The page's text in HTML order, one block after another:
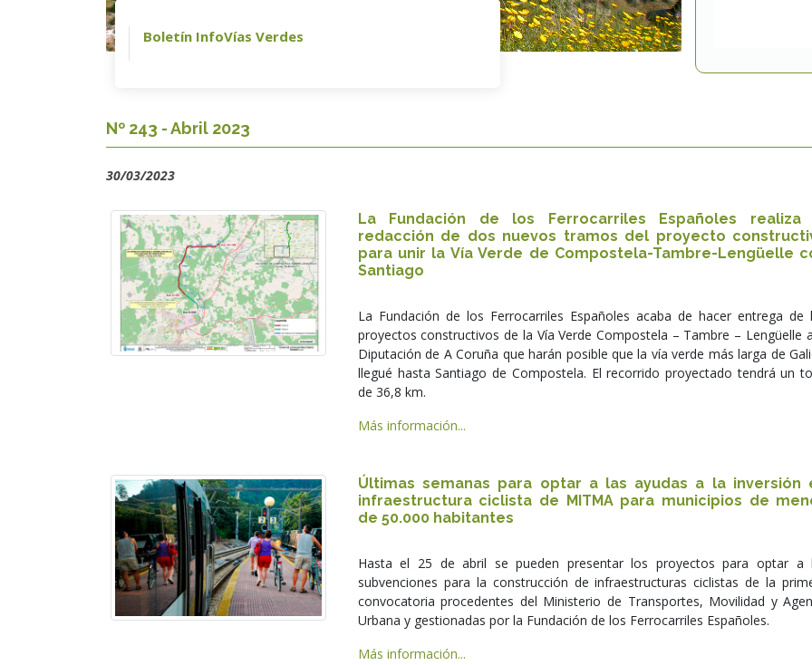
Boletín InfoVías Verdes
Nº 243 - Abril 2023
30/03/2023
La Fundación de los Ferrocarriles Españoles realiza
redacción de dos nuevos tramos del proyecto
para unir la Vía Verde de Compostela-Tambre-Lengüelle
Santiago
La Fundación de los Ferrocarriles Españoles acaba de hacer entrega de
proyectos constructivos de la Vía Verde Compostela – Tambre – Lengüelle
Diputación de A Coruña que harán posible que la vía verde más larga de
llegué hasta Santiago de Compostela. El recorrido proyectado tendrá un
de 36,8 km.
Más información...
Últimas semanas para optar a las ayudas a la inversión
infraestructura ciclista de MITMA para municipios de
de 50.000 habitantes
Hasta el 25 de abril se pueden presentar los proyectos para optar a
subvenciones para la construcción de infraestructuras ciclistas de la
convocatoria procedentes del Ministerio de Transportes, Movilidad y
Urbana y gestionadas por la Fundación de los Ferrocarriles Españoles.
Más información...